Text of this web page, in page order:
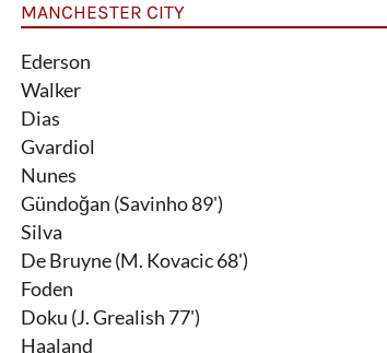
MANCHESTER CITY
Ederson
Walker
Dias
Gvardiol
Nunes
Gündoğan (Savinho 89')
Silva
De Bruyne (M. Kovacic 68')
Foden
Doku (J. Grealish 77')
Haaland